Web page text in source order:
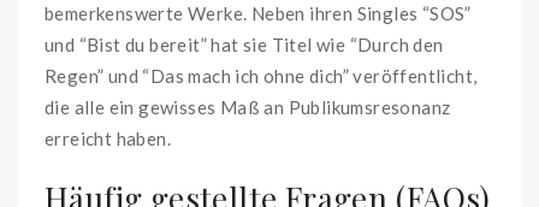
bemerkenswerte Werke. Neben ihren Singles “SOS”
und “Bist du bereit” hat sie Titel wie “Durch den
Regen” und “Das mach ich ohne dich” veröffentlicht,
die alle ein gewisses Maß an Publikumsresonanz
erreicht haben.
Häufig gestellte Fragen (FAQs)